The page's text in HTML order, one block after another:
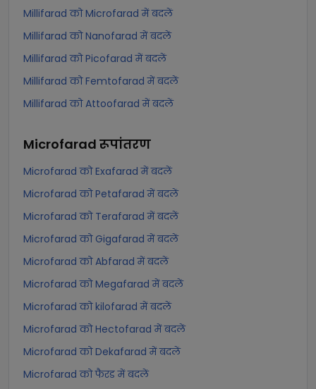
Millifarad को Microfarad में बदलें
Millifarad को Nanofarad में बदलें
Millifarad को Picofarad में बदलें
Millifarad को Femtofarad में बदलें
Millifarad को Attoofarad में बदलें
Microfarad रूपांतरण
Microfarad को Exafarad में बदलें
Microfarad को Petafarad में बदलें
Microfarad को Terafarad में बदलें
Microfarad को Gigafarad में बदलें
Microfarad को Abfarad में बदलें
Microfarad को Megafarad में बदलें
Microfarad को kilofarad में बदलें
Microfarad को Hectofarad में बदलें
Microfarad को Dekafarad में बदलें
Microfarad को फैरड में बदलें